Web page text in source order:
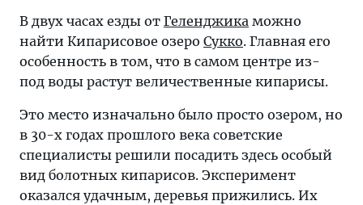
В двух часах езды от Геленджика можно
найти Кипарисовое озеро Сукко. Главная его
особенность в том, что в самом центре из-
под воды растут величественные кипарисы.
Это место изначально было просто озером, но
в 30-х годах прошлого века советские
специалисты решили посадить здесь особый
вид болотных кипарисов. Эксперимент
оказался удачным, деревья прижились. Их